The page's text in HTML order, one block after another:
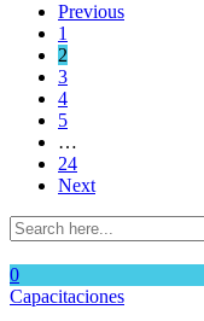
Previous
1
2
3
4
5
…
24
Next
0
Capacitaciones